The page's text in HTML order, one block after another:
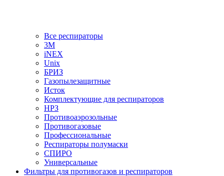
Все респираторы
3М
iNEX
Unix
БРИЗ
Газопылезащитные
Исток
Комплектующие для респираторов
НРЗ
Противоаэрозольные
Противогазовые
Профессиональные
Респираторы полумаски
СПИРО
Универсальные
Фильтры для противогазов и респираторов